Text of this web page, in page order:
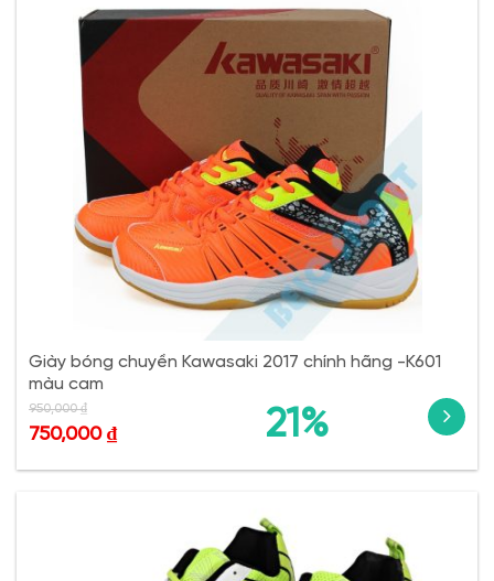
Giày bóng chuyền Kawasaki 2017 chính hãng -K601
màu cam
21%
950,000₫
750,000 ₫